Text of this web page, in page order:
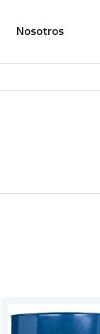
Nosotros